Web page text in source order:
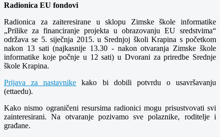
Radionica EU fondovi
Radionica za zaiteresirane u sklopu Zimske škole informatike
„Prilike za financiranje projekta u obrazovanju EU sredstvima“
održava se 5. siječnja 2015. u Srednjoj školi Krapina s početkom
nakon 13 sati (najkasnije 13.30 - nakon otvaranja Zimske škole
informatike koje počnje u 12 sati) u Dvorani za priredbe Srednje
škole Krapina.
Prijava za nastavnike kako bi dobili potvrdu o usavršavanju
(ettaedu).
Kako nismo ograničeni resursima radionici mogu prisustvovati svi
zainteresirani. Na otvaranje pozivamo sve polaznike, roditelje i
građane.